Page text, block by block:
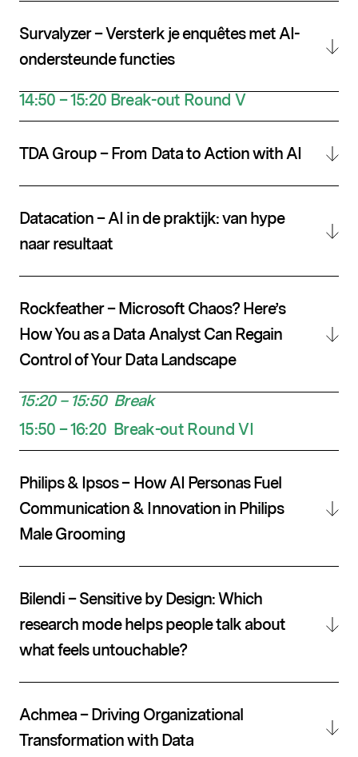
Survalyzer – Versterk je enquêtes met AI-
ondersteunde functies
14:50 – 15:20 Break-out Round V
TDA Group – From Data to Action with AI
Datacation – AI in de praktijk: van hype
naar resultaat
Rockfeather – Microsoft Chaos? Here’s
How You as a Data Analyst Can Regain
Control of Your Data Landscape
15:20 – 15:50 Break
15:50 – 16:20 Break-out Round VI
Philips & Ipsos – How AI Personas Fuel
Communication & Innovation in Philips
Male Grooming
Bilendi – Sensitive by Design: Which
research mode helps people talk about
what feels untouchable?
Achmea – Driving Organizational
Transformation with Data